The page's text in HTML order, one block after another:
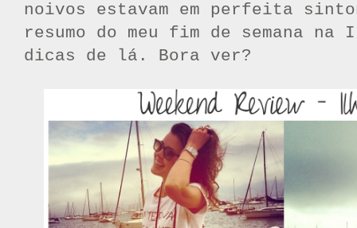
noivos estavam em perfeita
resumo do meu fim de semana na
dicas de lá. Bora ver?